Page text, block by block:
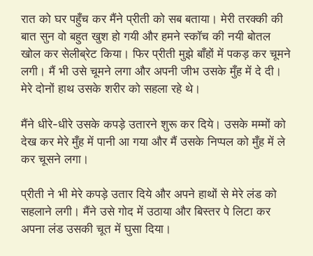
रात को घर पहुँच कर मैंने प्रीती को सब बताया। मेरी तरक्की की
बात सुन वो बहुत खुश हो गयी और हमने स्कॉच की नयी बोतल
खोल कर सेलीब्रेट किया। फिर प्रीती मुझे बाँहों में पकड़ कर चूमने
लगी। मैं भी उसे चूमने लगा और अपनी जीभ उसके मुँह में दे दी।
मेरे दोनों हाथ उसके शरीर को सहला रहे थे।
मैंने धीरे-धीरे उसके कपड़े उतारने शुरू कर दिये। उसके मम्मों को
देख कर मेरे मुँह में पानी आ गया और मैं उसके निप्पल को मुँह में ले
कर चूसने लगा।
प्रीती ने भी मेरे कपड़े उतार दिये और अपने हाथों से मेरे लंड को
सहलाने लगी। मैंने उसे गोद में उठाया और बिस्तर पे लिटा कर
अपना लंड उसकी चूत में घुसा दिया।